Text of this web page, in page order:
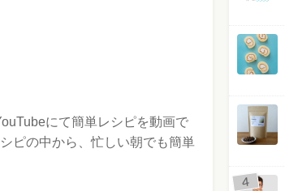
にて簡単レシピを動画で
ピの中から、忙しい朝でも簡単